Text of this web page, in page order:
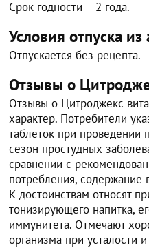
Срок годности – 2 года.
Условия отпуска из
Отпускается без рецепта.
Отзывы о
Отзывы о Цитроджекс
характер. Потребители
таблеток при проведении
сезон простудных
сравнении с
потребления, содержание
К достоинствам относят
тонизирующего напитка,
иммунитета. Отмечают
организма при усталости